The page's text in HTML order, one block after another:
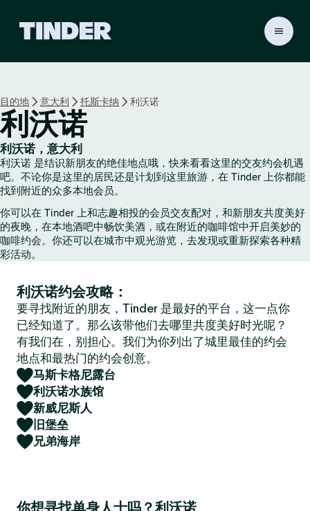
r
目的地 意大利 托斯卡纳 利沃诺
利沃诺
利沃诺，意大利
利沃诺 是结识新朋友的绝佳地点哦，快来看看这里的交友约会机遇
吧。不论你是这里的居民还是计划到这里旅游，在 Tinder 上你都能
找到附近的众多本地会员。
你可以在 Tinder 上和志趣相投的会员交友配对，和新朋友共度美好
的夜晚，在本地酒吧中畅饮美酒，或在附近的咖啡馆中开启美妙的
咖啡约会。你还可以在城市中观光游览，去发现或重新探索各种精
彩活动。
利沃诺约会攻略：
要寻找附近的朋友，Tinder 是最好的平台，这一点你
已经知道了。那么该带他们去哪里共度美好时光呢？
有我们在，别担心。我们为你列出了城里最佳的约会
地点和最热门的约会创意。
马斯卡格尼露台
利沃诺水族馆
新威尼斯人
旧堡垒
兄弟海岸
你想寻找单身人士吗？利沃诺